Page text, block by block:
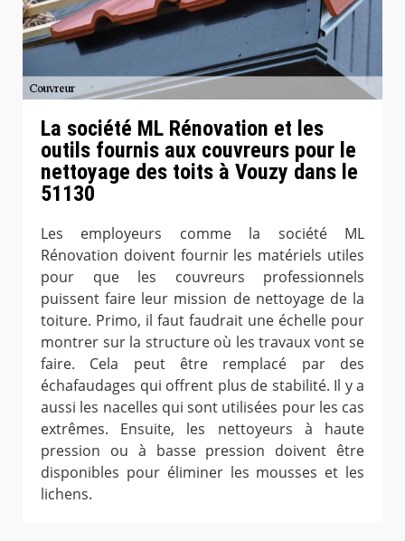
La société ML Rénovation et les
outils fournis aux couvreurs pour le
nettoyage des toits à Vouzy dans le
51130
Les employeurs comme la société ML
Rénovation doivent fournir les matériels utiles
pour que les couvreurs professionnels
puissent faire leur mission de nettoyage de la
toiture. Primo, il faut faudrait une échelle pour
montrer sur la structure où les travaux vont se
faire. Cela peut être remplacé par des
échafaudages qui offrent plus de stabilité. Il y a
aussi les nacelles qui sont utilisées pour les cas
extrêmes. Ensuite, les nettoyeurs à haute
pression ou à basse pression doivent être
disponibles pour éliminer les mousses et les
lichens.